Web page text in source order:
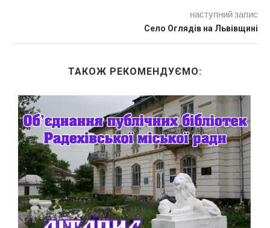
наступний запис
Село Оглядів на Львівщині
ТАКОЖ РЕКОМЕНДУЄМО: